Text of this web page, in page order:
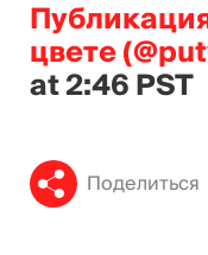
цвете
at 2:46 PST
Поделиться